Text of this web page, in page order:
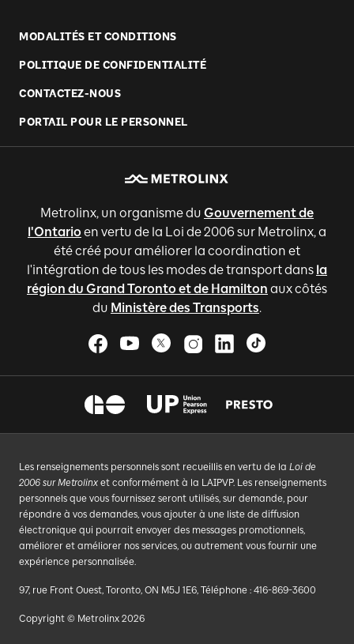
MODALITÉS ET CONDITIONS
POLITIQUE DE CONFIDENTIALITÉ
CONTACTEZ-NOUS
PORTAIL POUR LE PERSONNEL
Metrolinx, un organisme du Gouvernement de
l'Ontario en vertu de la Loi de 2006 sur Metrolinx, a
été créé pour améliorer la coordination et
l'intégration de tous les modes de transport dans la
région du Grand Toronto et de Hamilton aux côtés
du Ministère des Transports.
Les renseignements personnels sont recueillis en vertu de la Loi de
2006 sur Metrolinx et conformément à la LAIPVP. Les renseignements
personnels que vous fournissez seront utilisés, sur demande, pour
répondre à vos demandes, vous ajouter à une liste de diffusion
électronique qui pourrait envoyer des messages promotionnels,
améliorer et améliorer nos services, ou autrement vous fournir une
expérience personnalisée.
97, rue Front Ouest, Toronto, ON M5J 1E6, Téléphone : 416-869-3600
Copyright © Metrolinx 2026